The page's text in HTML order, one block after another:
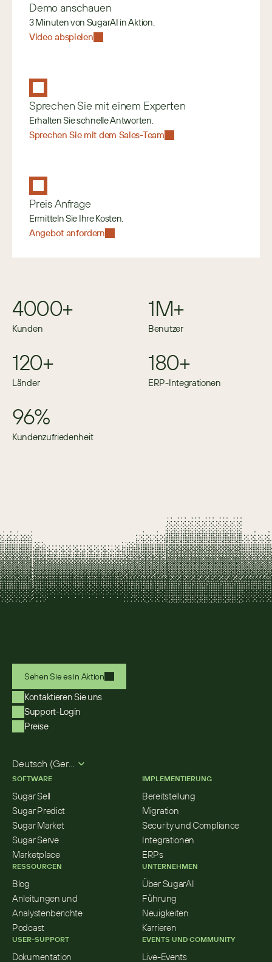
Demo anschauen
3 Minuten von SugarAI in Aktion.
Video abspielen
Sprechen Sie mit einem Experten
Erhalten Sie schnelle Antworten.
Sprechen Sie mit dem Sales-Team
Preis Anfrage
Ermitteln Sie Ihre Kosten.
Angebot anfordern
4000+
Kunden
1M+
Benutzer
120+
Länder
180+
ERP-Integrationen
96%
Kundenzufriedenheit
Sehen Sie es in Aktion
Kontaktieren Sie uns
Support-Login
Preise
Deutsch (German)
SOFTWARE
Sugar Sell
Sugar Predict
Sugar Market
Sugar Serve
Marketplace
RESSOURCEN
Blog
Anleitungen und
Analystenberichte
Podcast
USER-SUPPORT
Dokumentation
IMPLEMENTIERUNG
Bereitstellung
Migration
Security und Compliance
Integrationen
ERPs
UNTERNEHMEN
Über SugarAI
Führung
Neuigkeiten
Karrieren
EVENTS UND COMMUNITY
Live-Events